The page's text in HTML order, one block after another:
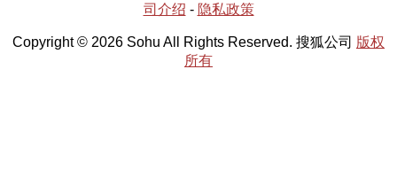
司介绍 - 隐私政策
Copyright © 2026 Sohu All Rights Reserved. 搜狐公司 版权
所有